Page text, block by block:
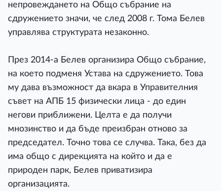
непровеждането на Общо събрание на
сдружението значи, че след 2008 г. Тома Белев
управлява структурата незаконно.
През 2014-а Белев организира Общо събрание,
на което подменя Устава на сдружението. Това
му дава възможност да вкара в Управителния
съвет на АПБ 15 физически лица - до един
негови приближени. Целта е да получи
мнозинство и да бъде преизбран отново за
председател. Точно това се случва. Така, без да
има общо с дирекцията на който и да е
природен парк, Белев приватизира
организацията.